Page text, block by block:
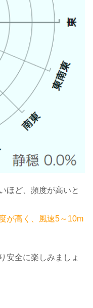
ほど、頻度が高いと
が高く、風速5～10m
安全に楽しみましょ